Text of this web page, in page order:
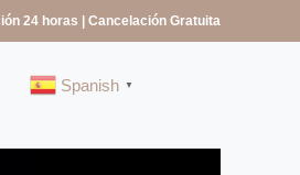
24 horas | Cancelación Gratuita
Spanish ▼